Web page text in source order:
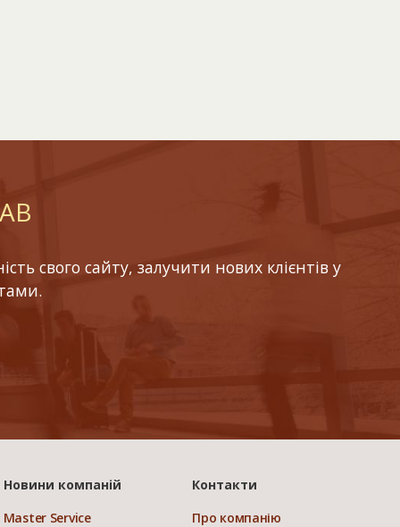
свого сайту, залучити нових клієнтів у
Новини компаній
Master Service
Контакти
Про компанію